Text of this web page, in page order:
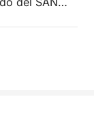
Mentre la